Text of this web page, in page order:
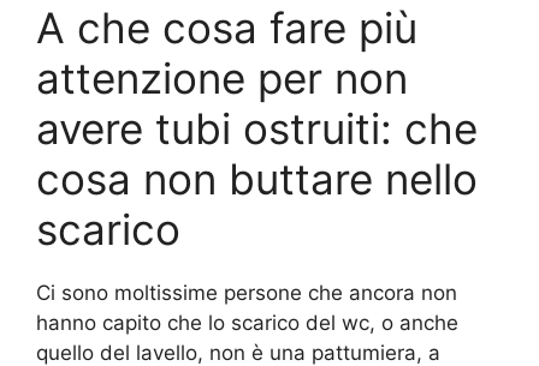
A che cosa fare più
attenzione per non
avere tubi ostruiti: che
cosa non buttare nello
scarico
Ci sono moltissime persone che ancora non
hanno capito che lo scarico del wc, o anche
quello del lavello, non è una pattumiera, a